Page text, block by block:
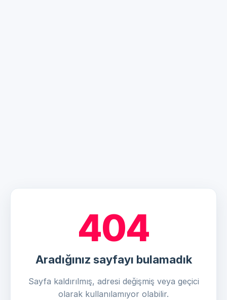
404
Aradığınız sayfayı bulamadık
Sayfa kaldırılmış, adresi değişmiş veya geçici
olarak kullanılamıyor olabilir.